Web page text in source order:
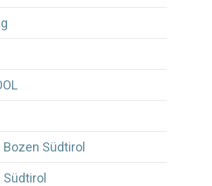
Bozen Südtirol
Südtirol